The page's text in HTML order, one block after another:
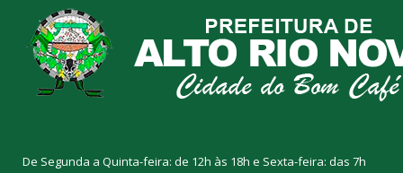
De Segunda a Quinta-feira: de 12h às 18h e Sexta-feira: das 7h